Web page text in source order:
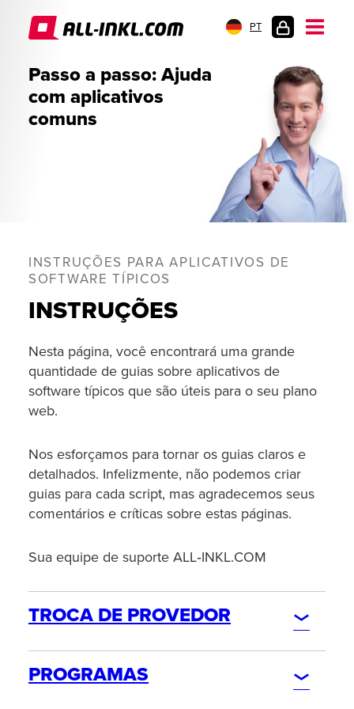
PT
DO
CLIENTE
Passo a passo: Ajuda
com aplicativos
comuns
INSTRUÇÕES PARA APLICATIVOS DE
SOFTWARE TÍPICOS
INSTRUÇÕES
Nesta página, você encontrará uma grande
quantidade de guias sobre aplicativos de
software típicos que são úteis para o seu plano
web.
Nos esforçamos para tornar os guias claros e
detalhados. Infelizmente, não podemos criar
guias para cada script, mas agradecemos seus
comentários e críticas sobre estas páginas.
Sua equipe de suporte ALL‑INKL.COM
TROCA DE PROVEDOR
PEDIDO
PROGRAMAS